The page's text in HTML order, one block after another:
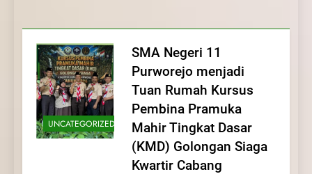
dan Pengabdian Generasi
Pramuka
Pramuka
Kepedulian
UNCATEGORIZED
SMA Negeri 11
Purworejo menjadi
Tuan Rumah Kursus
Pembina Pramuka
Mahir Tingkat Dasar
(KMD) Golongan Siaga
Kwartir Cabang